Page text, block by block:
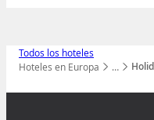
Todos los hoteles
…
Mostrar
Hoteles en Europa